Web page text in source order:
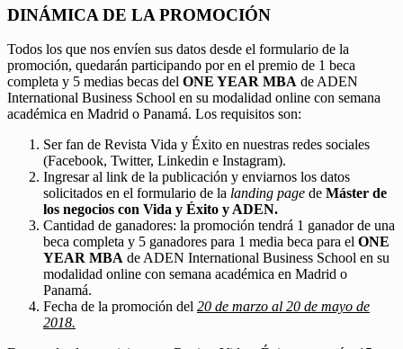
DINÁMICA DE LA PROMOCIÓN
Todos los que nos envíen sus datos desde el formulario de la
promoción, quedarán participando por en el premio de 1 beca
completa y 5 medias becas del ONE YEAR MBA de ADEN
International Business School en su modalidad online con semana
académica en Madrid o Panamá. Los requisitos son:
Ser fan de Revista Vida y Éxito en nuestras redes sociales
(Facebook, Twitter, Linkedin e Instagram).
Ingresar al link de la publicación y enviarnos los datos
solicitados en el formulario de la landing page de Máster de
los negocios con Vida y Éxito y ADEN.
Cantidad de ganadores: la promoción tendrá 1 ganador de una
beca completa y 5 ganadores para 1 media beca para el ONE
YEAR MBA de ADEN International Business School en su
modalidad online con semana académica en Madrid o
Panamá.
Fecha de la promoción del 20 de marzo al 20 de mayo de
2018.